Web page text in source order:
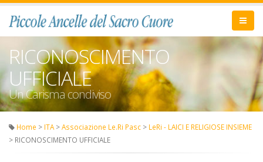
RICONOSCIMENTO
UFFICIALE
Un Carisma condiviso
Home > ITA >Associazione Le.Ri Pasc > LeRi - LAICI E RELIGIOSE INSIEME
> RICONOSCIMENTO UFFICIALE